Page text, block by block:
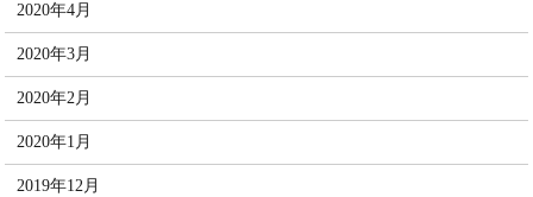
2020年4月
2020年3月
2020年2月
2020年1月
2019年12月